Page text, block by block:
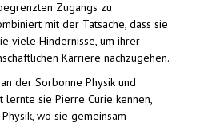
Zugangs zu
mit der Tatsache, dass sie
viele Hindernisse, um ihrer
Karriere nachzugehen.
der Sorbonne Physik und
lernte sie Pierre Curie kennen,
wo sie gemeinsam